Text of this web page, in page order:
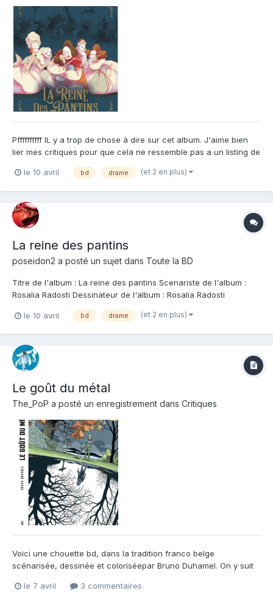
Pffffffffff IL y a trop de chose à dire sur cet album. J'aime bien
lier mes critiques pour que cela ne ressemble pas a un listing de
ne veux pas vous ennuyer. Alors tant pis, on va faire de
le 10 avril bd drame (et 2 en plus)
La reine des pantins
poseidon2 a posté un sujet dans Toute la BD
Titre de l'album : La reine des pantins Scenariste de l'album :
Rosalia Radosti Dessinateur de l'album : Rosalia Radosti
Résumé de l'album : 1760. Jacques, un enfant à la constitution
le 10 avril bd drame (et 2 en plus)
Le goût du métal
The_PoP a posté un enregistrement dans Critiques
Voici une chouette bd, dans la tradition franco belge
scénarisée, dessinée et coloriséepar Bruno Duhamel. On y suit
par la passion dévorante des chasseurs/pilleurs de trésors. Des
le 7 avril 3 commentaires